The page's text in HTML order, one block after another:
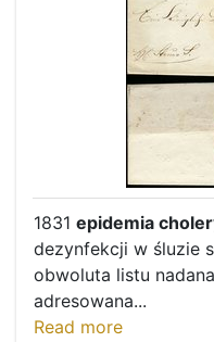
1831 epidemia
dezynfekcji w śluzie
obwoluta listu
adresowana...
Read more